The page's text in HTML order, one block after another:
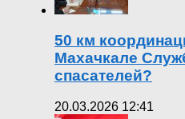
50 км
Махачкале
спасателей?
20.03.2026 12:41